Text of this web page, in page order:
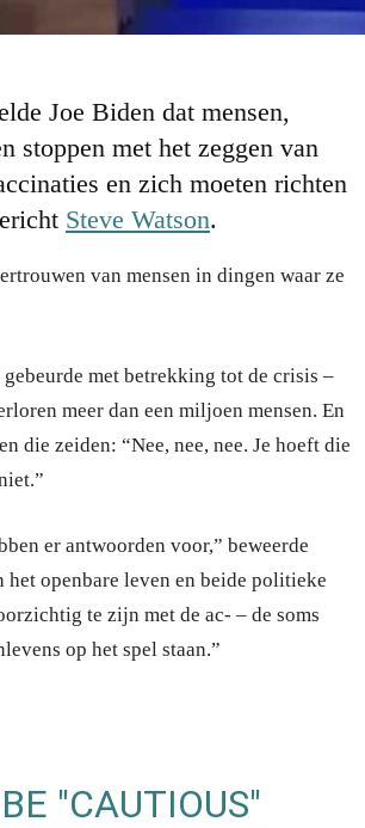
Joe Biden dat mensen,
stoppen met het zeggen van
en zich moeten richten
Steve Watson.
van mensen in dingen waar ze
met betrekking tot de crisis –
meer dan een miljoen mensen. En
die zeiden: “Nee, nee, nee. Je hoeft die
er antwoorden voor,” beweerde
openbare leven en beide politieke
te zijn met de ac- – de soms
op het spel staan.”
"CAUTIOUS"